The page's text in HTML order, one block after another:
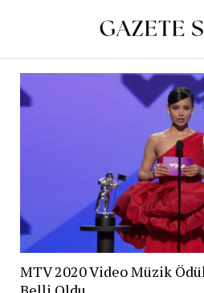
MTV 2020 Video Müzik